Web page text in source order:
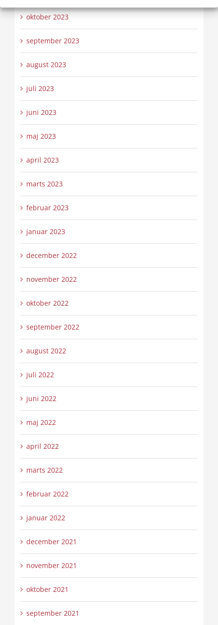
oktober 2023
september 2023
august 2023
juli 2023
juni 2023
maj 2023
april 2023
marts 2023
februar 2023
januar 2023
december 2022
november 2022
oktober 2022
september 2022
august 2022
juli 2022
juni 2022
maj 2022
april 2022
marts 2022
februar 2022
januar 2022
december 2021
november 2021
oktober 2021
september 2021